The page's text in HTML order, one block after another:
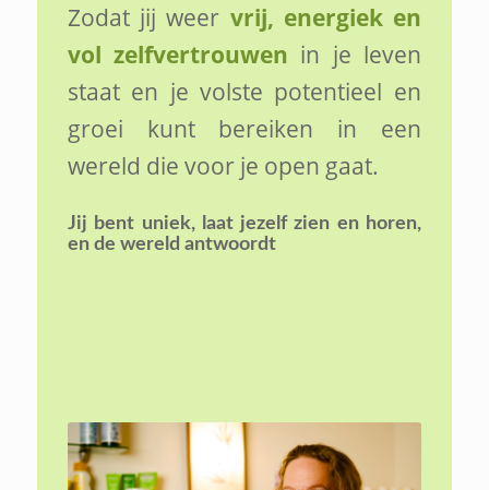
Zodat jij weer vrij, energiek en
vol zelfvertrouwen in je leven
staat en je volste potentieel en
groei kunt bereiken in een
wereld die voor je open gaat.
Jij bent uniek, laat jezelf zien en horen,
en de wereld antwoordt